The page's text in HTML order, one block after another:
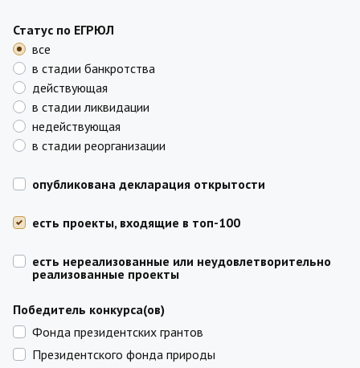
Статус по ЕГРЮЛ
все
в стадии банкротства
действующая
в стадии ликвидации
недействующая
в стадии реорганизации
опубликована декларация открытости
есть проекты, входящие в топ-100
есть нереализованные или неудовлетворительно
реализованные проекты
Победитель конкурса(ов)
Фонда президентских грантов
Президентского фонда природы